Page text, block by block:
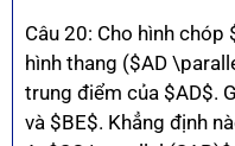
Câu 20: Cho hình chóp
hình thang ($AD
trung điểm của $AD$.
và $BE$. Khẳng định